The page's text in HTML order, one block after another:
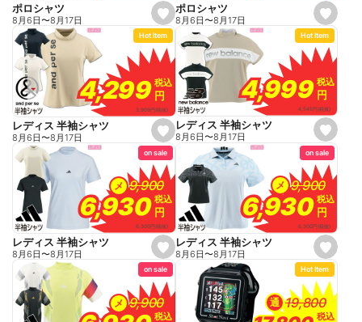
s
e
t
f
a
o
r
i
t
e
ポロシャツ
8月6日〜8月17日
s
e
t
f
a
o
r
i
t
e
ポロシャツ
8月6日〜8月17日
s
e
t
f
a
v
o
r
i
t
e
Hot Item
4,299
4,299税込
税込
円
円
3,909円(税抜)
レディス 半袖シャツ
8月6日〜8月17日
s
e
t
f
a
v
o
r
i
t
e
Hot Item
4,999
4,999 税込
税込
円
円
4,545円(税抜)
レディス 半袖シャツ
8月6日〜8月17日
s
e
t
f
a
v
o
on sale
メ 9,900
9,900
6,930
6,930税込
税込
円
円
6,300円(税抜)
レディス 半袖シャツ
8月6日〜8月17日
s
e
t
f
a
v
o
on sale
メ 9,900
9,900
6,930
6,930 税込
税込
円
円
6,300円(税抜)
レディス 半袖シャツ
8月6日〜8月17日
on sale
メ 9,900
9,900
税込
税込
Hot Item
通 19,800
19,800
税込
税込